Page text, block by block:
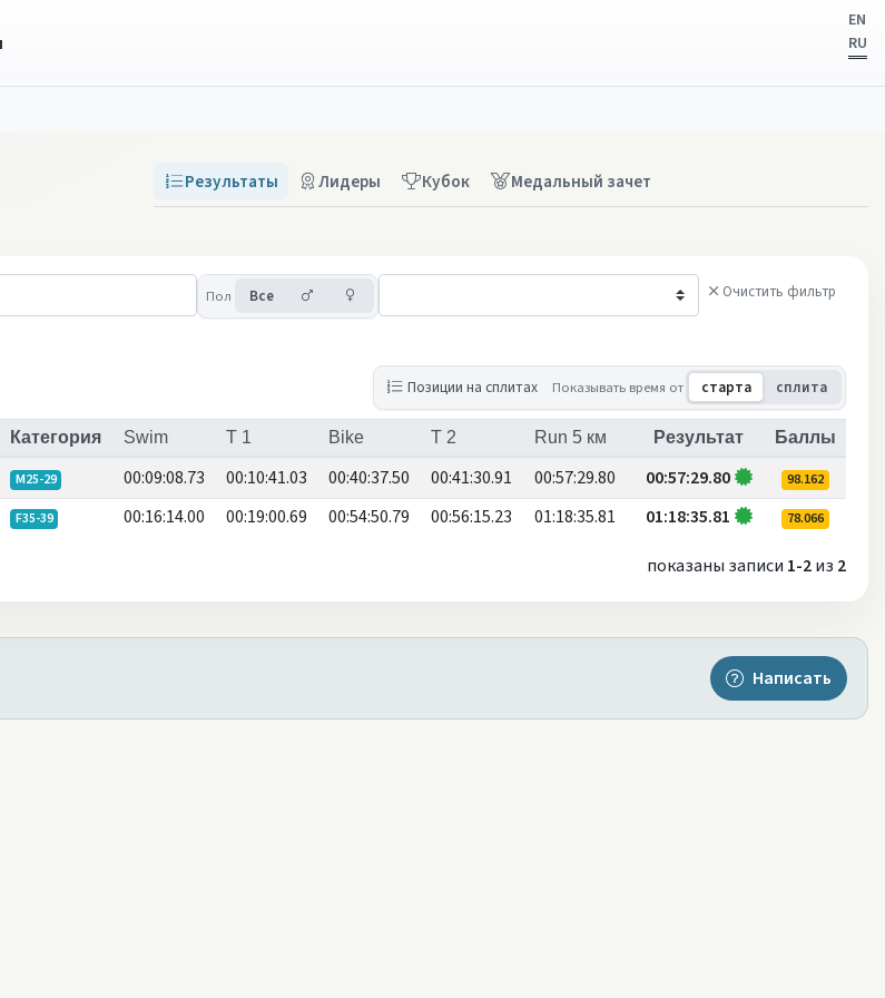
EN
RU
Результаты Лидеры Кубок Медальный зачет
Пол Все Мужчины Очистить фильтр
Позиции на сплитах Показывать время от старта сплита
Категория Swim T 1 Bike T 2 Run 5 км Результат Баллы
M25-29 00:09:08.73 00:10:41.03 00:40:37.50 00:41:30.91 00:57:29.80 00:57:29.80 98.162
F35-39 00:16:14.00 00:19:00.69 00:54:50.79 00:56:15.23 01:18:35.81 01:18:35.81 78.066
показаны записи 1-2из 2
Написать